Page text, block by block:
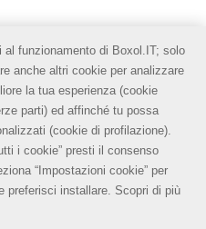
funzionamento di Boxol.IT; solo
anche altri cookie per analizzare
la tua esperienza (cookie
parti) ed affinché tu possa
(cookie di profilazione).
i cookie” presti il consenso
“Impostazioni cookie” per
preferisci installare. Scopri di più